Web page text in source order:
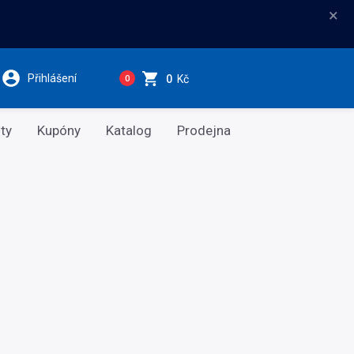
×
Přihlášení 0 0 Kč
Kupóny Katalog Prodejna